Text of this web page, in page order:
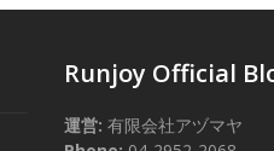
Runjoy Official
運営: 有限会社アヅマヤ